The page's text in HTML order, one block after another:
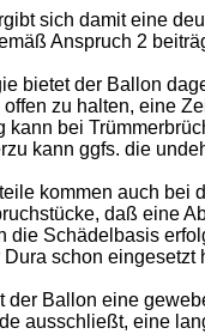
sich damit eine
Anspruch 2
bietet der Ballon
zu halten, eine
kann bei
kann ggfs. die
kommen auch
daß eine
die Schädelbasis
schon
der Ballon eine
ausschließt, eine